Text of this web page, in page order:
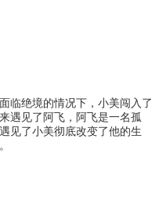
临绝境的情况下，小美闯入了
遇见了阿飞，阿飞是一名孤
见了小美彻底改变了他的生